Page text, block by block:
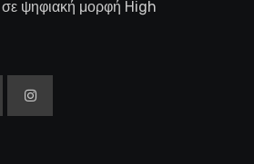
σε ψηφιακή μορφή High